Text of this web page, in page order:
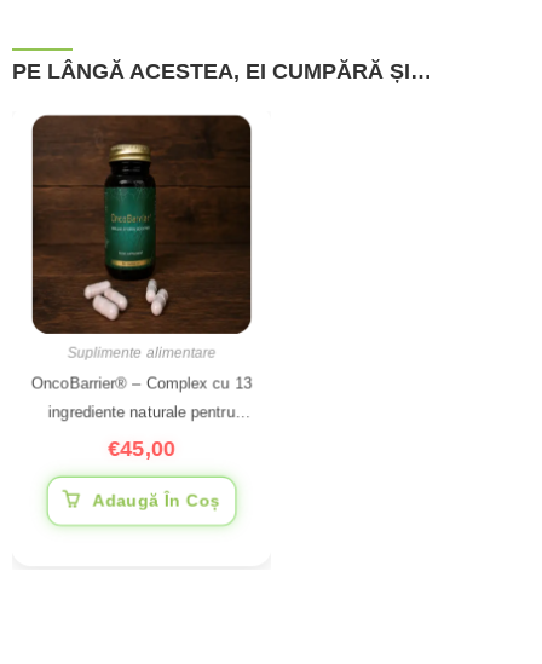
PE LÂNGĂ ACESTEA, EI CUMPĂRĂ ȘI…
Suplimente alimentare
OncoBarrier® – Complex cu 13
ingrediente naturale pentru
60 capsule
€45,00
Adaugă În Coș